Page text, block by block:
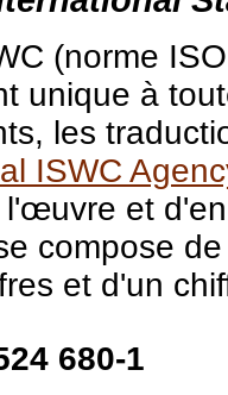
(norme
unique à
les
ISWC
et
compose
et d'un
680-1